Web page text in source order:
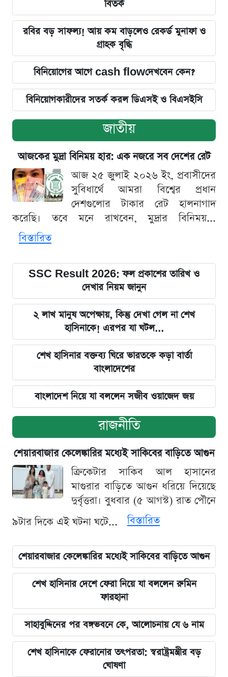
বিতর্ক
রবির বড় সাফল্য! আয় কম বাড়লেও রেকর্ড মুনাফা ও
গ্রাহক বৃদ্ধি
বিনিয়োগের আগে cash flowদেখবেন কেন?
বিনিয়োগকারীদের সতর্ক করল ডিএসই ও বিএসইসি
জাতীয়
আজকের মুদ্রা বিনিময় হার: এক নজরে সব দেশের রেট
আজ ২৫ জুলাই ২০২৬ ইং, প্রবাসীদের
সুবিধার্থে আমরা বিশ্বের প্রধান
দেশগুলোর টাকার রেট হালনাগাদ
করেছি। তবে মনে রাখবেন, মুদ্রার বিনিময়...
বিস্তারিত
SSC Result 2026: ফল প্রকাশের তারিখ ও
দেখার নিয়ম জানুন
২ লাখ মানুষ অপেক্ষায়, কিন্তু দেখা গেল না শেখ
হাসিনাকে! এরপর যা ঘটল...
শেখ হাসিনার বক্তব্য ঘিরে ভারতকে কড়া বার্তা
বাংলাদেশের
বাংলাদেশ নিয়ে যা বললেন সজীব ওয়াজেদ জয়
রাজনীতি
শেয়ারবাজার কেলেঙ্কারির মধ্যেই সাকিবের বাড়িতে আগুন
ক্রিকেটার সাকিব আল হাসানের
মাগুরার বাড়িতে আগুন ধরিয়ে দিয়েছে
দুর্বৃত্তরা। বুধবার (৫ আগস্ট) রাত পৌনে
৯টার দিকে এই ঘটনা ঘটে...
বিস্তারিত
শেয়ারবাজার কেলেঙ্কারির মধ্যেই সাকিবের বাড়িতে আগুন
শেখ হাসিনার দেশে ফেরা নিয়ে যা বললেন রুমিন
ফারহানা
সাহাবুদ্দিনের পর বঙ্গভবনে কে, আলোচনায় যে ৬ নাম
শেখ হাসিনাকে ফেরানোর তৎপরতা: স্বরাষ্ট্রমন্ত্রীর বড়
ঘোষণা